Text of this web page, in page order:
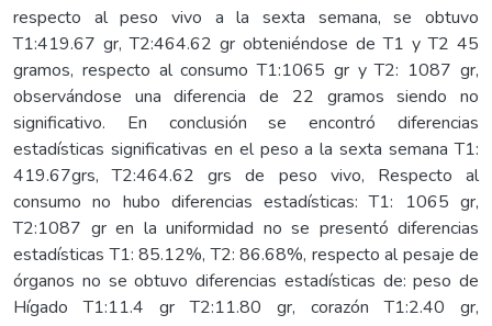
respecto al peso vivo a la sexta semana, se obtuvo
T1:419.67 gr, T2:464.62 gr obteniéndose de T1 y T2 45
gramos, respecto al consumo T1:1065 gr y T2: 1087 gr,
observándose una diferencia de 22 gramos siendo no
significativo. En conclusión se encontró diferencias
estadísticas significativas en el peso a la sexta semana T1:
419.67grs, T2:464.62 grs de peso vivo, Respecto al
consumo no hubo diferencias estadísticas: T1: 1065 gr,
T2:1087 gr en la uniformidad no se presentó diferencias
estadísticas T1: 85.12%, T2: 86.68%, respecto al pesaje de
órganos no se obtuvo diferencias estadísticas de: peso de
Hígado T1:11.4 gr T2:11.80 gr, corazón T1:2.40 gr,